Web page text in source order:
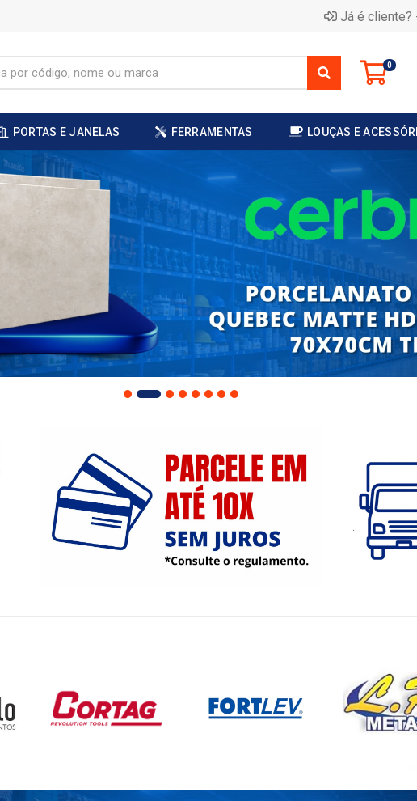
Já é cliente?
0
PORTAS E JANELAS FERRAMENTAS LOUÇAS E